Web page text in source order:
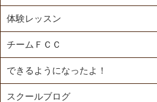
体験レッスン
チームＦＣＣ
できるようになったよ！
スクールブログ